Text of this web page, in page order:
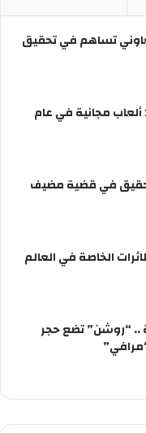
تساهم في تحقيق
تعرف على أشهر 10 ألعاب مجانية في عام
في قضية مضيف
الخاصة في العالم
.. “روشن” تضع حجر